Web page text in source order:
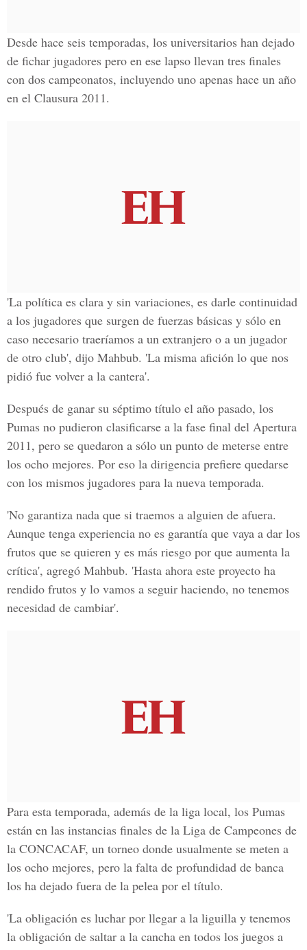
Desde hace seis temporadas, los universitarios han dejado
de fichar jugadores pero en ese lapso llevan tres finales
con dos campeonatos, incluyendo uno apenas hace un año
en el Clausura 2011.
'La política es clara y sin variaciones, es darle continuidad
a los jugadores que surgen de fuerzas básicas y sólo en
caso necesario traeríamos a un extranjero o a un jugador
de otro club', dijo Mahbub. 'La misma afición lo que nos
pidió fue volver a la cantera'.
Después de ganar su séptimo título el año pasado, los
Pumas no pudieron clasificarse a la fase final del Apertura
2011, pero se quedaron a sólo un punto de meterse entre
los ocho mejores. Por eso la dirigencia prefiere quedarse
con los mismos jugadores para la nueva temporada.
'No garantiza nada que si traemos a alguien de afuera.
Aunque tenga experiencia no es garantía que vaya a dar los
frutos que se quieren y es más riesgo por que aumenta la
crítica', agregó Mahbub. 'Hasta ahora este proyecto ha
rendido frutos y lo vamos a seguir haciendo, no tenemos
necesidad de cambiar'.
Para esta temporada, además de la liga local, los Pumas
están en las instancias finales de la Liga de Campeones de
la CONCACAF, un torneo donde usualmente se meten a
los ocho mejores, pero la falta de profundidad de banca
los ha dejado fuera de la pelea por el título.
'La obligación es luchar por llegar a la liguilla y tenemos
la obligación de saltar a la cancha en todos los juegos a